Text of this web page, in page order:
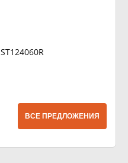
ST124060R
ВСЕ ПРЕДЛОЖЕНИЯ